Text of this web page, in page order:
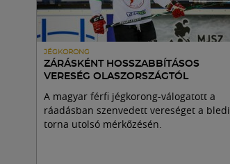
JÉGKORONG
ZÁRÁSKÉNT HOSSZABBÍTÁSOS
VERESÉG OLASZORSZÁGTÓL
A magyar férfi jégkorong-válogatott a
ráadásban szenvedett vereséget a bledi
torna utolsó mérkőzésén.